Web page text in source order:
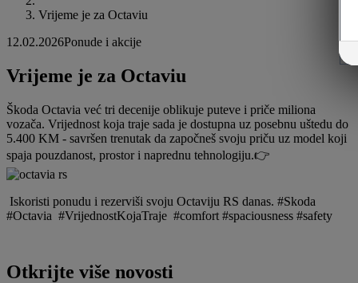
Vrijeme je za Octaviu
12.02.2026Ponude i akcije
Vrijeme je za Octaviu
Škoda Octavia već tri decenije oblikuje puteve i priče miliona
vozača. Vrijednost koja traje sada je dostupna uz posebnu uštedu do
5.400 KM - savršen trenutak da započneš svoju priču uz model koji
spaja pouzdanost, prostor i naprednu tehnologiju.👉
Iskoristi ponudu i rezerviši svoju Octaviju RS danas. #Skoda
#Octavia #VrijednostKojaTraje #comfort #spaciousness #safety
Otkrijte više novosti